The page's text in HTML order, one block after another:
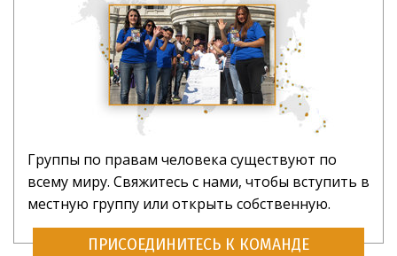
Группы по правам человека существуют по
всему миру. Свяжитесь с нами, чтобы вступить в
местную группу или открыть собственную.
ПРИСОЕДИНИТЕСЬ К КОМАНДЕ